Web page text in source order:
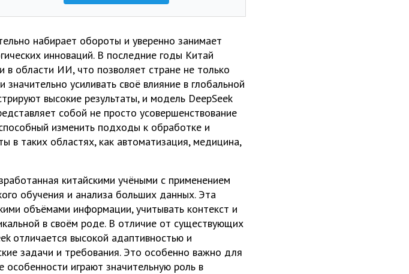
набирает обороты и уверенно занимает
инноваций. В последние годы Китай
в области ИИ, что позволяет стране не только
усиливать своё влияние в глобальной
высокие результаты, и модель DeepSeek
собой не просто усовершенствование
изменить подходы к обработке и
в таких областях, как автоматизация, медицина,
китайскими учёными с применением
обучения и анализа больших данных. Эта
объёмами информации, учитывать контекст и
в своём роде. В отличие от существующих
отличается высокой адаптивностью и
задачи и требования. Это особенно важно для
особенности играют значительную роль в